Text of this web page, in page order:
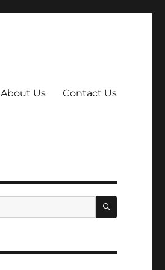
About Us Contact Us
SEARCH